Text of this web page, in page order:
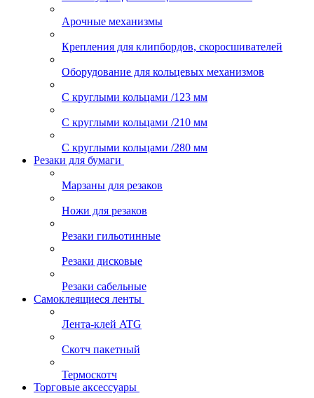
Арочные механизмы
Крепления для клипбордов, скоросшивателей
Оборудование для кольцевых механизмов
С круглыми кольцами /123 мм
С круглыми кольцами /210 мм
С круглыми кольцами /280 мм
Резаки для бумаги
Марзаны для резаков
Ножи для резаков
Резаки гильотинные
Резаки дисковые
Резаки сабельные
Самоклеящиеся ленты
Лента-клей ATG
Скотч пакетный
Термоскотч
Торговые аксессуары